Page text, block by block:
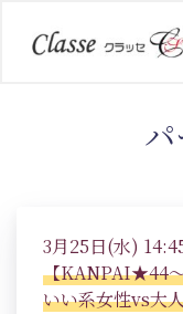
3月25日(水)
【KANPAI★44
いい系女性vs大